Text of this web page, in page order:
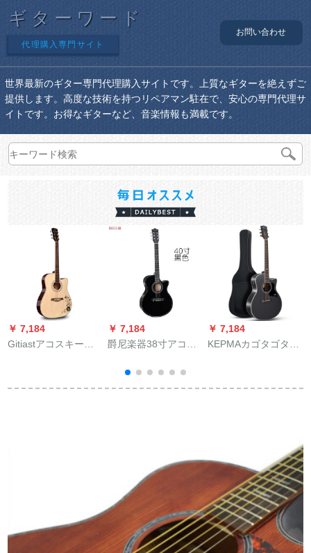
ギターワード
代理購入専門サイト
お問い合わせ
世界最新のギター専門代理購入サイトです。上質なギターを絶えずご
提供します。高度な技術を持つリペアマン駐在で、安心の専門代理サ
イトです。お得なギターなど、音楽情報も満載です。
￥ 7,184
Gitiastアコスキース
女40学生吉其41寸ア
￥ 7,184
爵尼楽器38寸アコス
心者ギター初心者入
門練習琴学生男女通
￥ 7,184
KEPMAカゴタゴタ1 c
初心者男性独学入门